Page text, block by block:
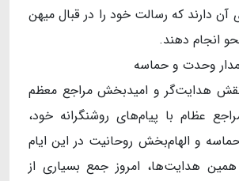
آن دارند که رسالت خود را در قبال میهن
انجام دهند.
وحدت و حماسه
نقش هدایت‌گر و امیدبخش مراجع معظم
عظام با پیام‌های روشنگرانه خود،
و الهام‌بخش روحانیت در این ایام
همین هدایت‌ها، امروز جمع بسیاری از